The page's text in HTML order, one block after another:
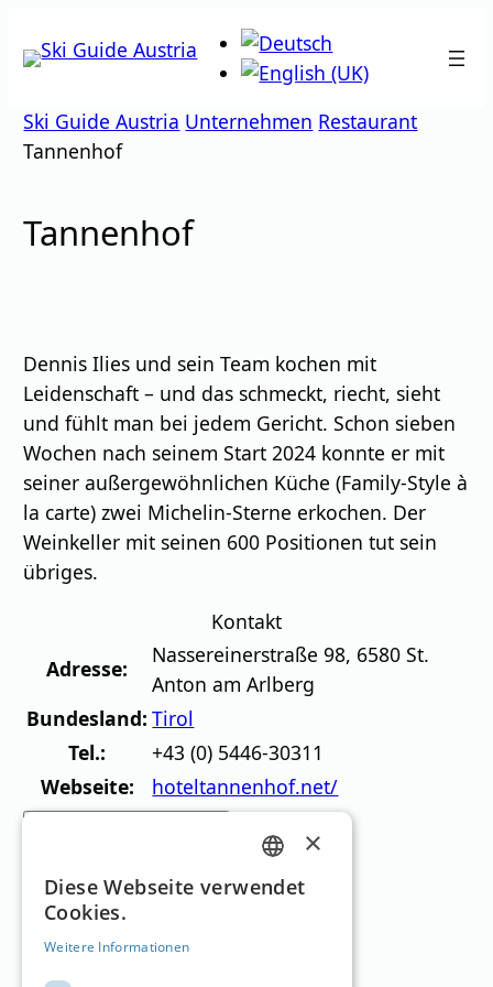
Inhalt
Ski Guide Austria Unternehmen Restaurant
Tannenhof
Tannenhof
Dennis Ilies und sein Team kochen mit
Leidenschaft – und das schmeckt, riecht, sieht
und fühlt man bei jedem Gericht. Schon sieben
Wochen nach seinem Start 2024 konnte er mit
seiner außergewöhnlichen Küche (Family-Style à
la carte) zwei Michelin-Sterne erkochen. Der
Weinkeller mit seinen 600 Positionen tut sein
übriges.
Kontakt
Adresse:
Nassereinerstraße 98, 6580 St.
Anton am Arlberg
Bundesland: Tirol
Tel.:
+43 (0) 5446-30311
Webseite:
hoteltannenhof.net/
Skigebiete in der
Umgebung
GERMAN
×
Diese Webseite verwendet
Cookies.
Weitere Informationen